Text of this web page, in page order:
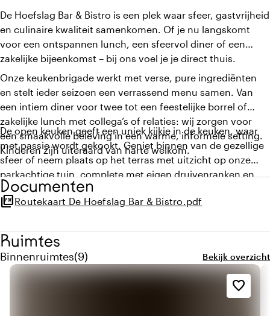
De Hoefslag Bar & Bistro is een plek waar sfeer, gastvrijheid
en culinaire kwaliteit samenkomen. Of je nu langskomt
voor een ontspannen lunch, een sfeervol diner of een
zakelijke bijeenkomst – bij ons voel je je direct thuis.
Onze keukenbrigade werkt met verse, pure ingrediënten
en stelt ieder seizoen een verrassend menu samen. Van
een intiem diner voor twee tot een feestelijke borrel of
zakelijke lunch met collega’s of relaties: wij zorgen voor
een smaakvolle beleving in een warme, informele setting.
Kinderen zijn uiteraard van harte welkom.
De open keuken geeft een uniek kijkje in de keuken, waar
met passie wordt gekookt. Geniet binnen van de gezellige
sfeer of neem plaats op het terras met uitzicht op onze
parkachtige tuin, complete met eigen druivenranken en
moestuin – een perfecte achtergrond voor een
trouwceremonie, receptie of inspirerende bijeenkomst.
Documenten
picture_as_pdfRoutekaart De Hoefslag Bar & Bistro.pdf
Ruimtes
Binnenruimtes
Aantal binnenruimtes: 9
(9) Bekijk overzicht
favorite_border